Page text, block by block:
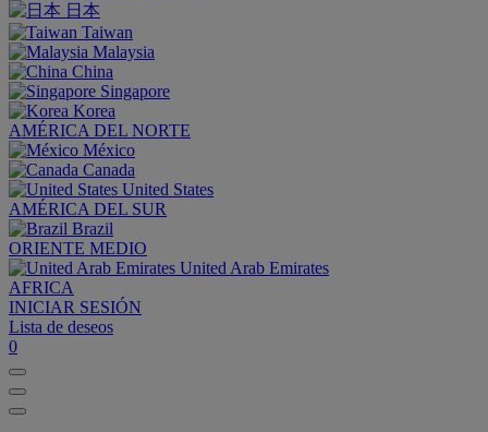
日本
Taiwan
Malaysia
China
Singapore
Korea
AMÉRICA DEL NORTE
México
Canada
United States
AMÉRICA DEL SUR
Brazil
ORIENTE MEDIO
United Arab Emirates
AFRICA
INICIAR SESIÓN
Lista de deseos
0